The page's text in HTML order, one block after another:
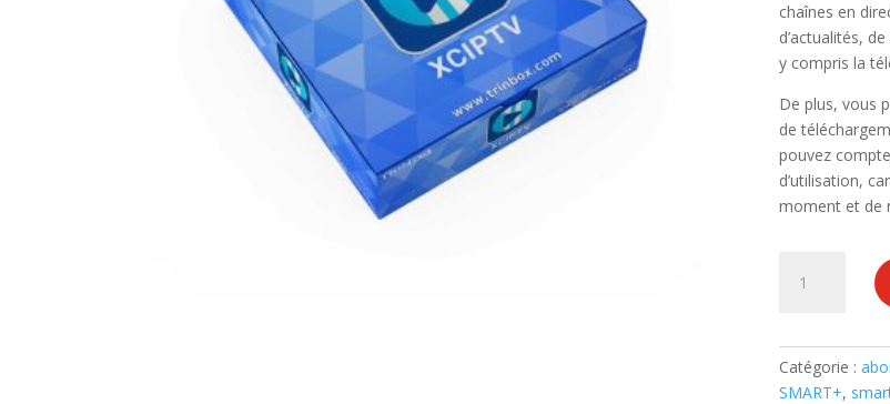
chaînes en
d’actualités,
y compris la
De plus, vous
de
pouvez
d’utilisation,
moment et de
XCIPTV
(Abonnement
Catégorie :
SMART+,